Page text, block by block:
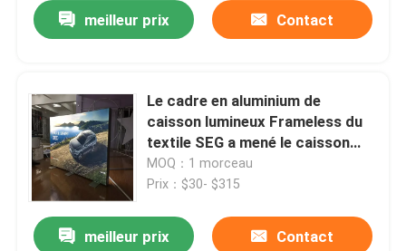
meilleur prix Contact
Le cadre en aluminium de
caisson lumineux Frameless du
textile SEG a mené le caisson
lumineux 800x2000x80mm
MOQ：1 morceau
Prix：$30- $315
meilleur prix Contact